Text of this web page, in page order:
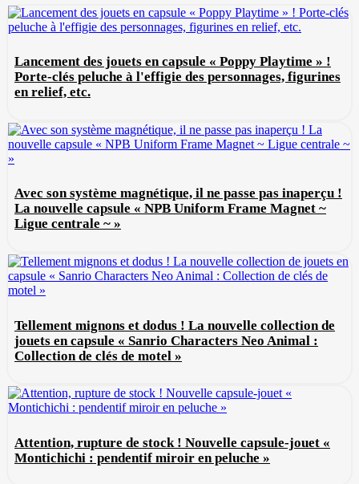
Lancement des jouets en capsule « Poppy Playtime » !
Porte-clés peluche à l'effigie des personnages, figurines
en relief, etc.
Avec son système magnétique, il ne passe pas inaperçu !
La nouvelle capsule « NPB Uniform Frame Magnet ~
Ligue centrale ~ »
Tellement mignons et dodus ! La nouvelle collection de
jouets en capsule « Sanrio Characters Neo Animal :
Collection de clés de motel »
Attention, rupture de stock ! Nouvelle capsule-jouet «
Montichichi : pendentif miroir en peluche »